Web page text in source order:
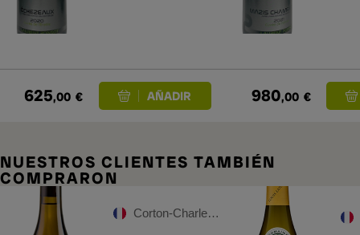
625,00 € 980,00 €
NUESTROS CLIENTES TAMBIÉN
COMPRARON
Corton-Charlemagne Grand Cru